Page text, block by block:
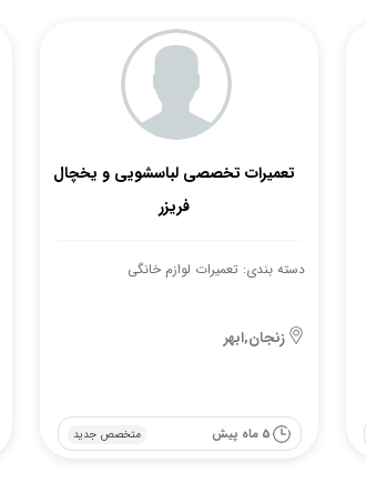
تعمیرات تخصصی لباسشویی و یخچال
فریزر
دسته بندی: تعمیرات لوازم خانگی
زنجان,ابهر
متخصص جدید 5 ماه پیش